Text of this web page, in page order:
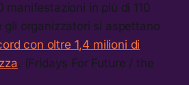
manifestazioni in più di 110
gli organizzatori si aspettano
con oltre 1,4 milioni di
. (Fridays For Future / the